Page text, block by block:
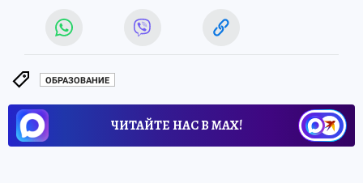
ОБРАЗОВАНИЕ
ЧИТАЙТЕ НАС В МАХ!